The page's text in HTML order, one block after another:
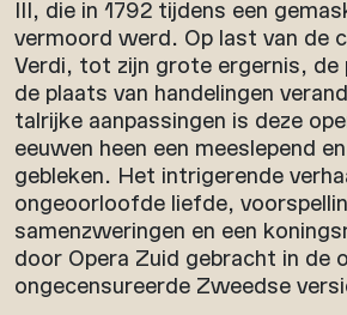
III, die in 1792 tijdens een
vermoord werd. Op last van de
Verdi, tot zijn grote ergernis, de
de plaats van handelingen
talrijke aanpassingen is deze
eeuwen heen een meeslepend
gebleken. Het intrigerende
ongeoorloofde liefde,
samenzweringen en een
door Opera Zuid gebracht in de
ongecensureerde Zweedse